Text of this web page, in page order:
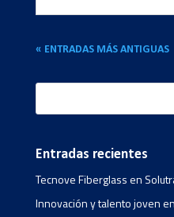
« ENTRADAS MÁS ANTIGUAS
Entradas recientes
Tecnove Fiberglass en
Innovación y talento joven